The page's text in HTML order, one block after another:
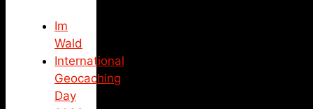
Im
Wald
International
Geocaching
Day